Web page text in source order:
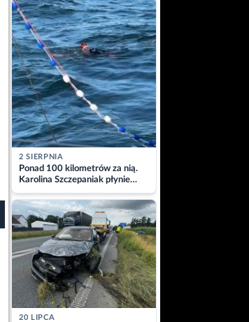
2 SIERPNIA
Ponad 100 kilometrów za nią.
Karolina Szczepaniak płynie
przez Bałtyk dla Piotra.
Aktualizacja
20 LIPCA